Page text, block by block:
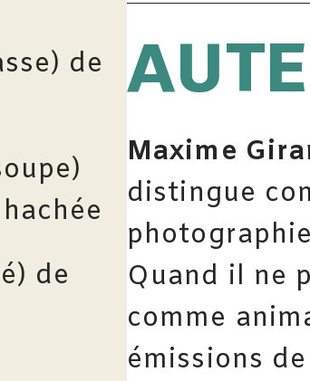
de
de
Maxime
distingue
Quand il ne
comme
émissions